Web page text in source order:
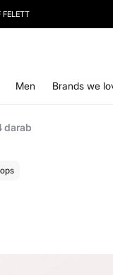
Men Brands we
darab